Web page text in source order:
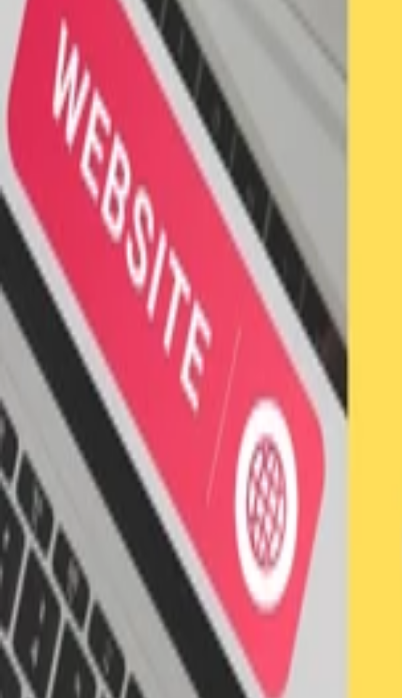
Všetky
Logo dizajn
Web a App dizajn
Vizitky
3D a 2D dizajn
Fotografia
Photoshop úpravy
Bannery
Letáky a tlačoviny
Karikatúry a kresby
Prezentácie, Infografiky
Preklady a texty
Všetky
Nemecké Preklady
E-booky
Ostatné Preklady
Maďarské Preklady
Poľské Preklady
Talianske Preklady
Francúzske Preklady
Ruské Preklady
Španielske Preklady
Kreatívne texty a copywriting
Anglické preklady
Scenáre, recenzie a prieskumy
Kontrola textov a pravopisu
Písanie blogov a textov
Prepis textov
Písanie životopisov
PR správy a články
Programovanie a Tech
Všetky
Wordpress programovanie
Webstránky programovanie
E-shopy programovanie
CMS Programovanie
Programovnie hier
Databázy
Office a Prezentácie
Mobilné appky a weby
Podpora a pomoc s PC
Správa webstránok
Ostatné programovanie
Video a Audio
Všetky
Strih a Post produkcia
Animované a Kreslené video
Intro video
Youtube video
Video návody
Tvorba Hudby
Tvorba textov
Komentár a Dabing
Hudobné vzdelávanie
Ostatné audio